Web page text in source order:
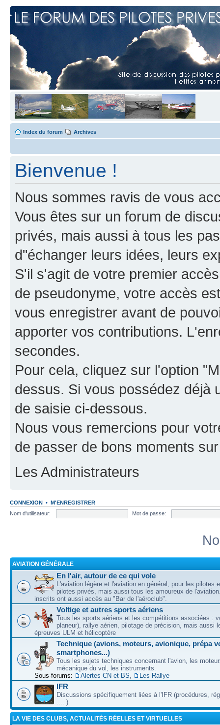
Index du forum Archives
Bienvenue !
Nous sommes ravis de vous
Vous êtes sur un forum de
privés, mais aussi à tous les
d"échanger leurs idées, leurs
S'il s'agit de votre premier
de pseudonyme, votre accès
vous enregistrer avant de
apporter vos contributions.
secondes.
Pour cela, cliquez sur l'option
dessus. Si vous possédez déjà
de saisie ci-dessous.
Nous vous remercions pour
de passer de bons moments
Les Administrateurs
CONNEXION • M'ENREGISTRER
Nom d'utilisateur:
Mot de passe:
AVIATION GÉNÉRALE
En l'air, autour de ce qui vole
L'aviation légère et l'aviation en général, pour les pilotes
pilotes privés, mais aussi tous les amoureux de
inscrits ont aussi accès au "Bar de l'aéroclub".
Voltige et autres sports aériens
Tous les sports aériens et les compétitions associées :
planeur), rallye aérien, pilotage de précision, mais aussi
épreuves ULM et hélicoptère
Technique (avions, moteurs, avionique, prépa
smartphones...)
Tous les sujets techniques concernant l'avion, les
mécanique du vol, les instruments.
Sous-forums:
Alertes CN et BS Les Rallye
IFR
Discussions spécifiquement liées à l'IFR (procédures,
.... )
LA VIE DES CLUBS, ACTUALITÉS RÉELLES ET VIRTUELLES